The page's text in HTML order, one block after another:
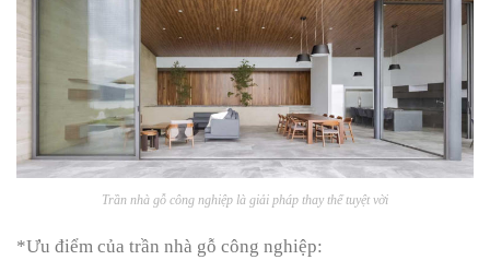
Trần nhà gỗ công nghiệp là giải pháp thay thế tuyệt vời
*Ưu điểm của trần nhà gỗ công nghiệp: